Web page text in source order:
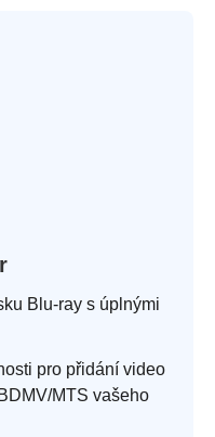
Blu-ray s úplnými
pro přidání video
MTS vašeho